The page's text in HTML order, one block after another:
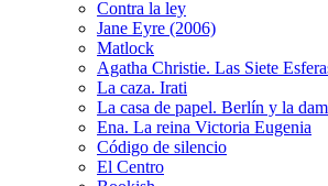
Contra la ley
Jane Eyre (2006)
Matlock
Agatha Christie. Las Siete
La caza. Irati
La casa de papel. Berlín y la
Ena. La reina Victoria Eugenia
Código de silencio
El Centro